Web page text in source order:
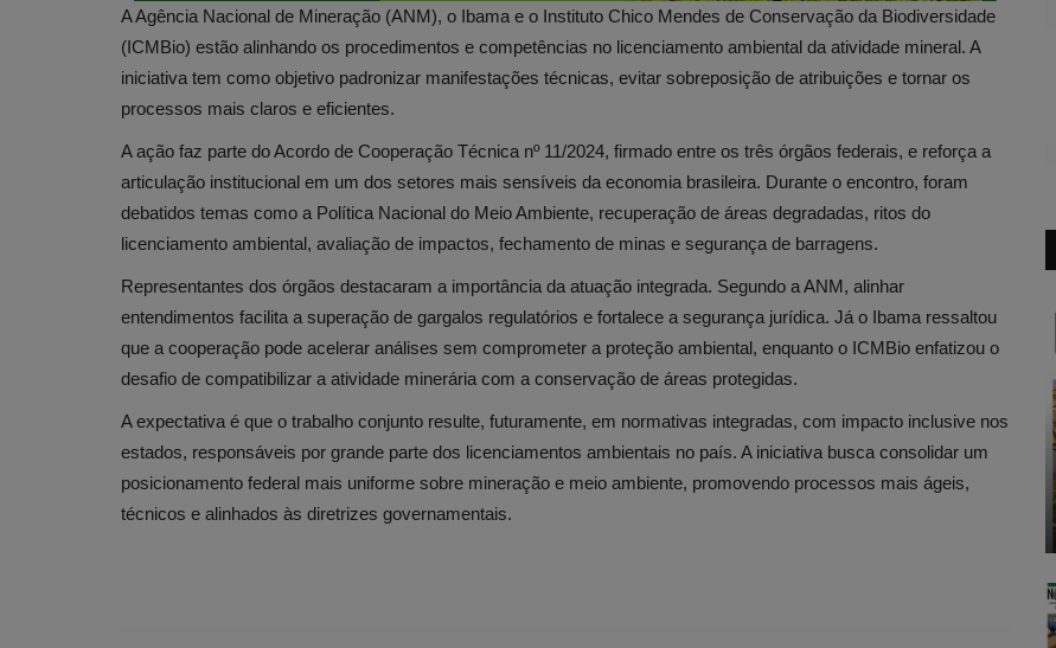
A Agência Nacional de Mineração (ANM), o Ibama e o Instituto Chico Mendes de Conservação da Biodiversidade
(ICMBio) estão alinhando os procedimentos e competências no licenciamento ambiental da atividade mineral. A
iniciativa tem como objetivo padronizar manifestações técnicas, evitar sobreposição de atribuições e tornar os
processos mais claros e eficientes.
A ação faz parte do Acordo de Cooperação Técnica nº 11/2024, firmado entre os três órgãos federais, e reforça a
articulação institucional em um dos setores mais sensíveis da economia brasileira. Durante o encontro, foram
debatidos temas como a Política Nacional do Meio Ambiente, recuperação de áreas degradadas, ritos do
licenciamento ambiental, avaliação de impactos, fechamento de minas e segurança de barragens.
Representantes dos órgãos destacaram a importância da atuação integrada. Segundo a ANM, alinhar
entendimentos facilita a superação de gargalos regulatórios e fortalece a segurança jurídica. Já o Ibama ressaltou
que a cooperação pode acelerar análises sem comprometer a proteção ambiental, enquanto o ICMBio enfatizou o
desafio de compatibilizar a atividade minerária com a conservação de áreas protegidas.
A expectativa é que o trabalho conjunto resulte, futuramente, em normativas integradas, com impacto inclusive nos
estados, responsáveis por grande parte dos licenciamentos ambientais no país. A iniciativa busca consolidar um
posicionamento federal mais uniforme sobre mineração e meio ambiente, promovendo processos mais ágeis,
técnicos e alinhados às diretrizes governamentais.